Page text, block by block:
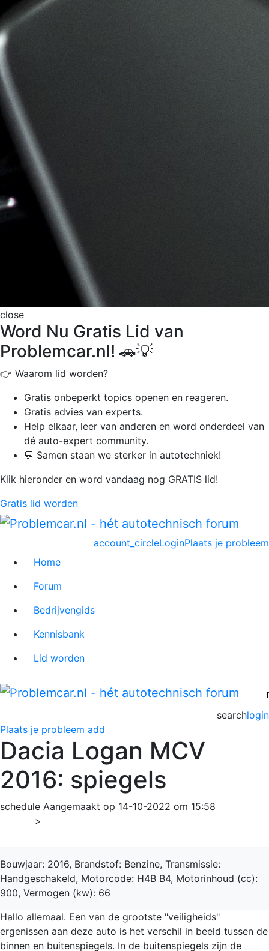
close
Word Nu Gratis Lid van
Problemcar.nl! 🚗💡
👉 Waarom lid worden?
Gratis onbeperkt topics openen en reageren.
Gratis advies van experts.
Help elkaar, leer van anderen en word onderdeel van
dé auto-expert community.
💬 Samen staan we sterker in autotechniek!
Klik hieronder en word vandaag nog GRATIS lid!
Gratis lid worden
Plaats je probleem
account_circleLogin
Home
Forum
Bedrijvengids
Kennisbank
Lid worden
login
search
Plaats je probleem add
Dacia Logan MCV
2016: spiegels
schedule Aangemaakt op 14-10-2022 om 15:58
>
Bouwjaar: 2016, Brandstof: Benzine, Transmissie:
Handgeschakeld, Motorcode: H4B B4, Motorinhoud (cc):
900, Vermogen (kw): 66
Hallo allemaal. Een van de grootste "veiligheids"
ergenissen aan deze auto is het verschil in beeld tussen de
binnen en buitenspiegels. In de buitenspiegels zijn de